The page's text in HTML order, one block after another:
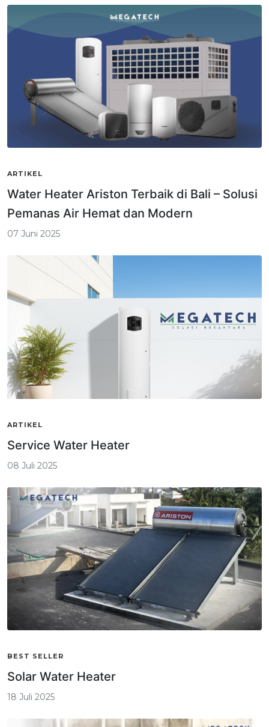
ARTIKEL
Water Heater Ariston Terbaik di Bali – Solusi
Pemanas Air Hemat dan Modern
07 Juni 2025
ARTIKEL
Service Water Heater
08 Juli 2025
BEST SELLER
Solar Water Heater
18 Juli 2025